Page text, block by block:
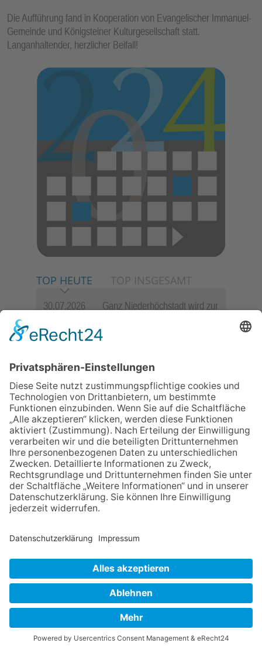
Die Aufführung fand in Kooperation von Evangelischer Immanuel-
Gemeinde und Königsteiner Kulturgesellschaft statt.
Langanhaltender, herzlicher Beifall!
TOP HEUTE TOP INSGESAMT
30.07.2026
Ganz Niederhöchstadt wird zur
06.08.2026
Jugendchor Hochtaunus
Programm „Changes“
mit Werken von Walter
Wachsmuth
09.07.2026
Wasserampel steht auf Gelb:
Stadt ruft zum Wassersparen
auf
23.07.2026
Zwischen Fachwerk, Wein und
Sommerabend: Der Rettershof
lädt wieder zum Weinfest ein
NACH OBEN
Datenschutz Netiquette FAQ
Powered bynative:media.